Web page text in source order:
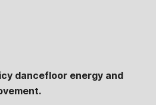
dancefloor energy and